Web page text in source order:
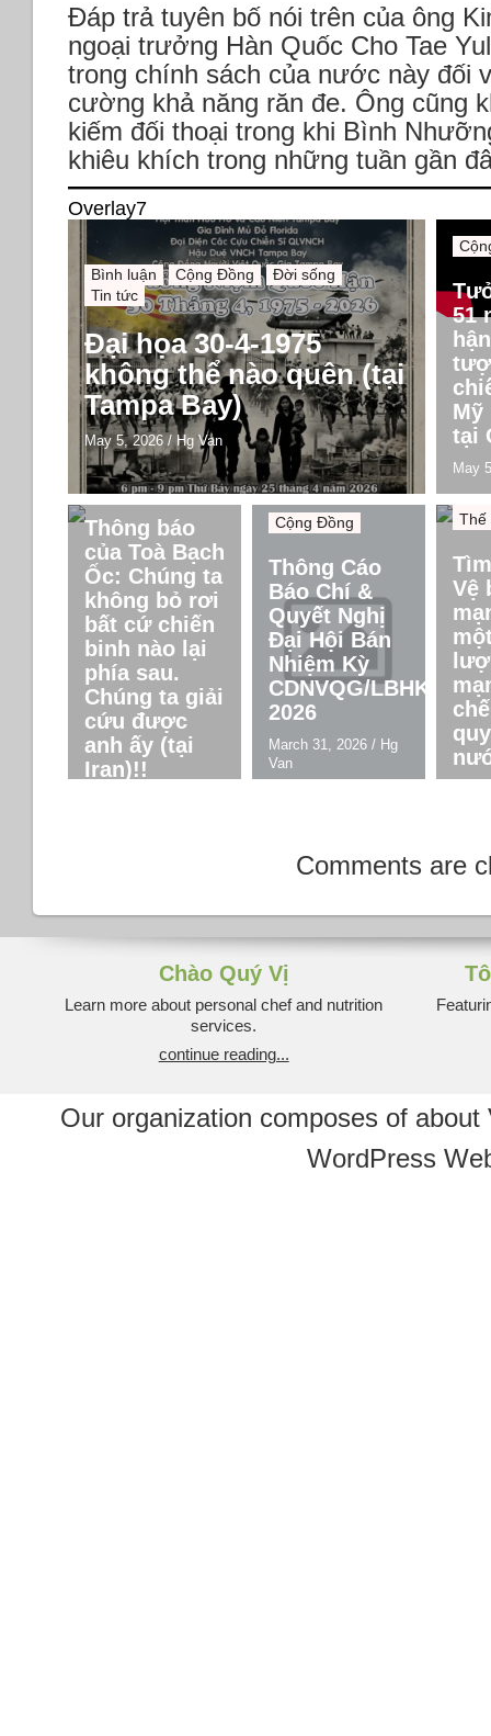
Đáp trả tuyên bố nói trên của ông
ngoại trưởng Hàn Quốc Cho Tae
trong chính sách của nước này đối
cường khả năng răn đe. Ông cũng
kiếm đối thoại trong khi Bình
khiêu khích trong những tuần gần
Overlay7
Bình luận Cộng Đồng
Đời sống
Tin tức
Đại họa 30-4-1975
không thể nào quên (tại
Tampa Bay)
May 5, 2026 / Hg Van
51
Mỹ
tại
May
Cộng Đồng
Thông báo
của Toà Bạch
Ốc: Chúng ta
không bỏ rơi
bất cứ chiến
binh nào lại
phía sau.
Chúng ta giải
cứu được
anh ấy (tại
Iran)!!
Cộng Đồng
Thông Cáo
Báo Chí &
Quyết Nghị
Đại Hội Bán
Nhiệm Kỳ
CDNVQG/LBHK
2026
March 31, 2026 / Hg
Van
Thế
Vệ
Comments are
Chào Quý Vị
Learn more about personal chef and nutrition
services.
continue reading...
Our organization composes of
WordPress